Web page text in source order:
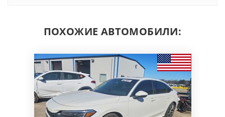
ПОХОЖИЕ АВТОМОБИЛИ: